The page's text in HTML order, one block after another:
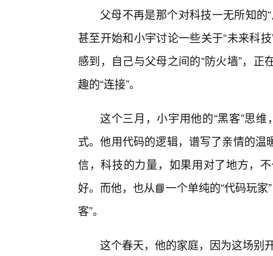
父母不再是那个对科技一无所知的
甚至开始和小宇讨论一些关于“未来科
感到，自己与父母之间的“防火墙”，
趣的“连接”。
这个三月，小宇用他的“黑客”思维
式。他用代码的逻辑，谱写了亲情的
信，科技的力量，如果用对了地方，
好。而他，也从📘一个单纯的“代码玩家
客”。
这个春天，他的家庭，因为这场别